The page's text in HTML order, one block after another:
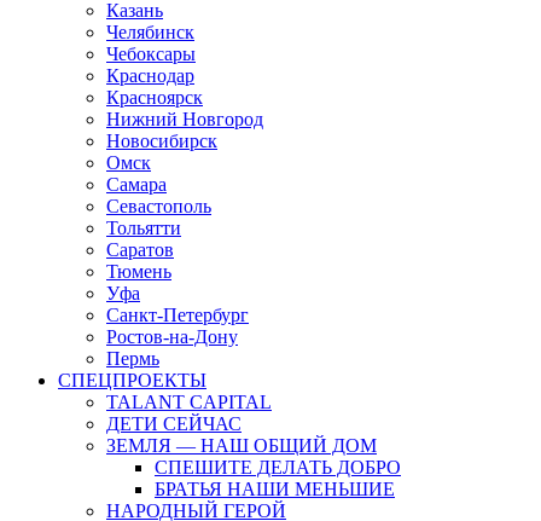
Казань
Челябинск
Чебоксары
Краснодар
Красноярск
Нижний Новгород
Новосибирск
Омск
Самара
Севастополь
Тольятти
Саратов
Тюмень
Уфа
Санкт-Петербург
Ростов-на-Дону
Пермь
СПЕЦПРОЕКТЫ
TALANT CAPITAL
ДЕТИ СЕЙЧАС
ЗЕМЛЯ — НАШ ОБЩИЙ ДОМ
СПЕШИТЕ ДЕЛАТЬ ДОБРО
БРАТЬЯ НАШИ МЕНЬШИЕ
НАРОДНЫЙ ГЕРОЙ